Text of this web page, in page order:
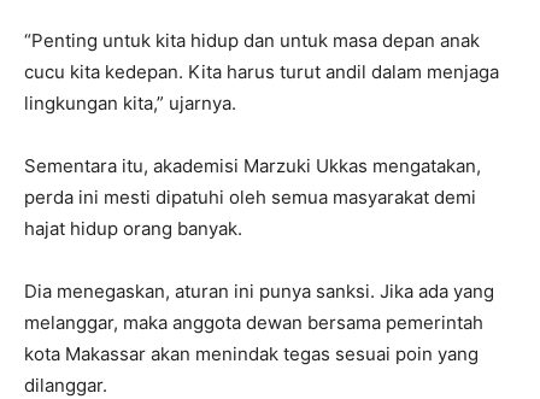
“Penting untuk kita hidup dan untuk masa depan anak
cucu kita kedepan. Kita harus turut andil dalam menjaga
lingkungan kita,” ujarnya.
Sementara itu, akademisi Marzuki Ukkas mengatakan,
perda ini mesti dipatuhi oleh semua masyarakat demi
hajat hidup orang banyak.
Dia menegaskan, aturan ini punya sanksi. Jika ada yang
melanggar, maka anggota dewan bersama pemerintah
kota Makassar akan menindak tegas sesuai poin yang
dilanggar.